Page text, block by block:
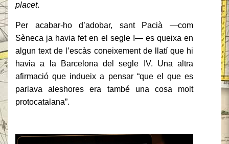
placet.
Per acabar-ho d’adobar, sant Pacià —com
Sèneca ja havia fet en el segle I— es queixa en
algun text de l’escàs coneixement de llatí que hi
havia a la Barcelona del segle IV. Una altra
afirmació que indueix a pensar “que el que es
parlava aleshores era també una cosa molt
protocatalana”.